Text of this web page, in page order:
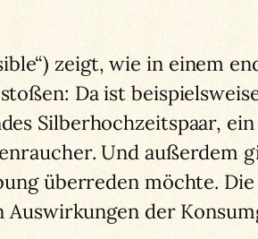
zeigt, wie in einem
Da ist
Silberhochzeitspaar,
Und außerdem
überreden möchte.
der